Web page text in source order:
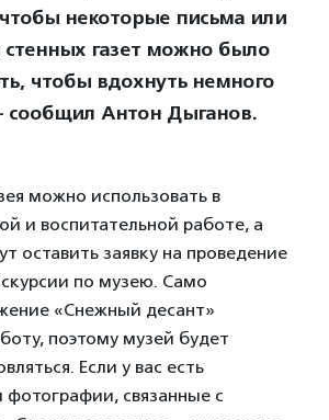
некоторые письма или
газет можно было
чтобы вдохнуть немного
сообщил Антон Дыганов.
можно использовать в
и воспитательной работе, а
оставить заявку на проведение
по музею. Само
«Снежный десант»
поэтому музей будет
Если у вас есть
связанные с